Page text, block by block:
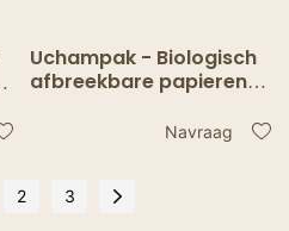
Uchampak - Biologisch
afbreekbare papieren
regenboogkleuren
Accessoires9
Navraag
2 3